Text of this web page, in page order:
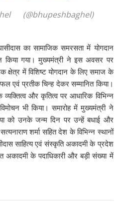
(@bhupeshbaghel)
का सामाजिक समरसता में योगदान
किया गया। मुख्यमंत्री ने इस अवसर पर
क्षेत्र में विशिष्ट योगदान के लिए समाज के
एवं प्रतीक चिन्ह देकर सम्मानित किया।
और कृतित्व पर आधारिक विभिन्न
भी किया। समारोह में मुख्यमंत्री ने
को उनके जन्म दिन पर उन्हें बधाई और
शर्मा सहित देश के विभिन्न स्थानों
साहित्य एवं संस्कृति अकादमी के प्रदेश
अकादमी के पदाधिकारी और बड़ी संख्या में